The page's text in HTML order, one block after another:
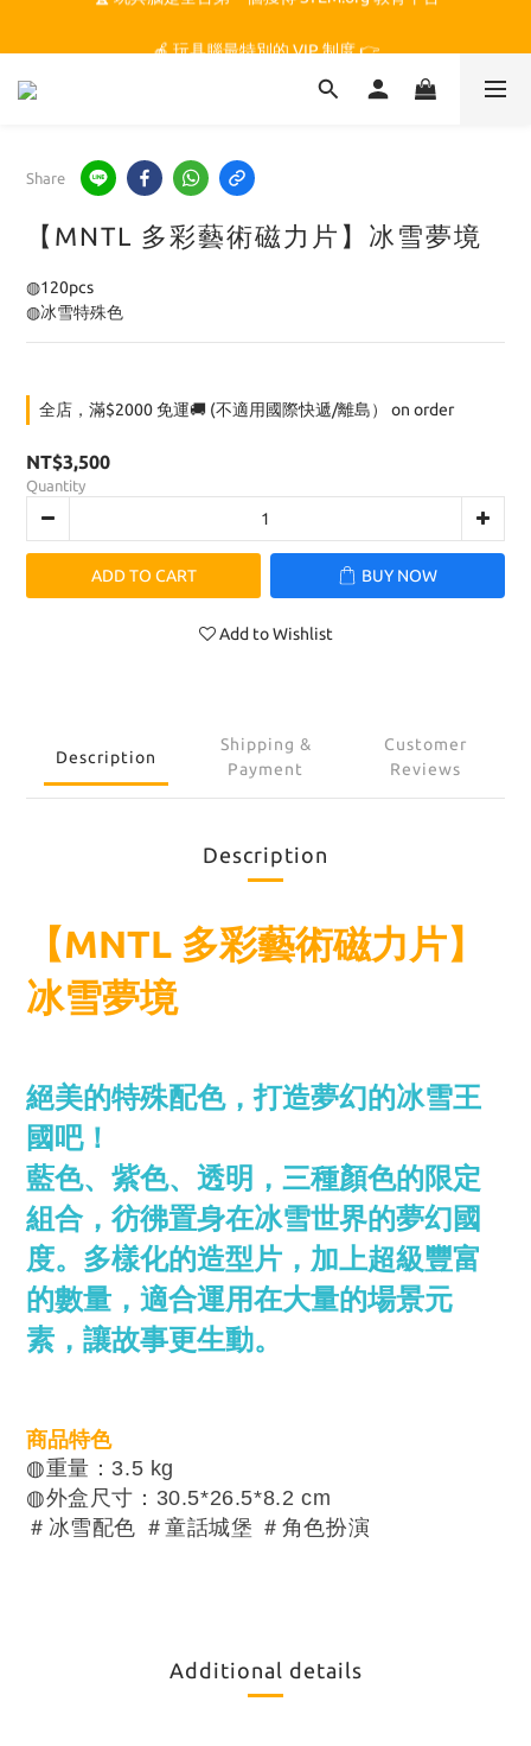
🍎 玩具腦最特別的 VIP 制度 👉
🏆 玩具腦是全台第一個獲得 STEM.org 教育平台
Share
【MNTL 多彩藝術磁力片】冰雪夢境
◍120pcs
◍冰雪特殊色
全店，滿$2000 免運🚚 (不適用國際快遞/離島） on order
NT$3,500
Quantity
ADD TO CART BUY NOW
Add to Wishlist
Description
Shipping &
Payment
Customer
Reviews
Description
【MNTL 多彩藝術磁力片】
冰雪夢境
絕美的特殊配色，打造夢幻的冰雪王
國吧！
藍色、紫色、透明，三種顏色的限定
組合，彷彿置身在冰雪世界的夢幻國
度。多樣化的造型片，加上超級豐富
的數量，適合運用在大量的場景元
素，讓故事更生動。
商品特色
◍重量：3.5 kg
◍外盒尺寸：30.5*26.5*8.2 cm
＃冰雪配色 ＃童話城堡 ＃角色扮演
Additional details